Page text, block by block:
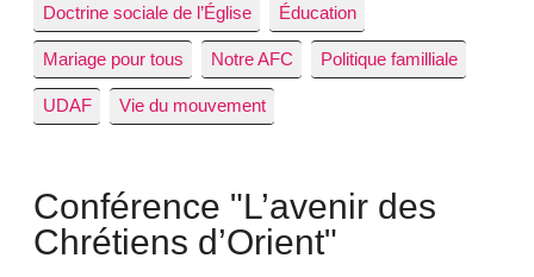
Doctrine sociale de l’Église Éducation
Mariage pour tous Notre AFC Politique familliale
UDAF Vie du mouvement
Conférence "L’avenir des
Chrétiens d’Orient"